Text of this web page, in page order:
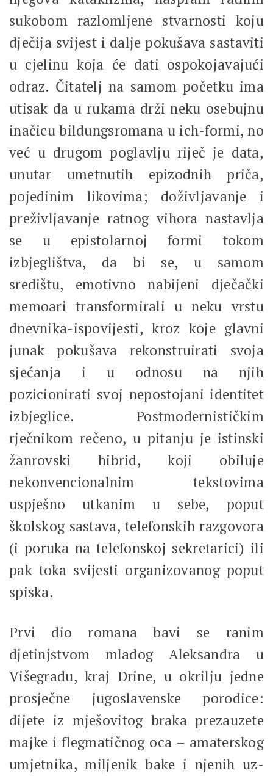
sukobom razlomljene stvarnosti koju
dječija svijest i dalje pokušava sastaviti
u cjelinu koja će dati ospokojavajući
odraz. Čitatelj na samom početku ima
utisak da u rukama drži neku osebujnu
inačicu bildungsromana u ich-formi, no
već u drugom poglavlju riječ je data,
unutar umetnutih epizodnih priča,
pojedinim likovima; doživljavanje i
preživljavanje ratnog vihora nastavlja
se u epistolarnoj formi tokom
izbjeglištva, da bi se, u samom
središtu, emotivno nabijeni dječački
memoari transformirali u neku vrstu
dnevnika-ispovijesti, kroz koje glavni
junak pokušava rekonstruirati svoja
sjećanja i u odnosu na njih
pozicionirati svoj nepostojani identitet
izbjeglice. Postmodernističkim
rječnikom rečeno, u pitanju je istinski
žanrovski hibrid, koji obiluje
nekonvencionalnim tekstovima
uspješno utkanim u sebe, poput
školskog sastava, telefonskih razgovora
(i poruka na telefonskoj sekretarici) ili
pak toka svijesti organizovanog poput
spiska.
Prvi dio romana bavi se ranim
djetinjstvom mladog Aleksandra u
Višegradu, kraj Drine, u okrilju jedne
prosječne jugoslavenske porodice:
dijete iz mješovitog braka prezauzete
majke i flegmatičnog oca – amaterskog
umjetnika, miljenik bake i njenih uz-